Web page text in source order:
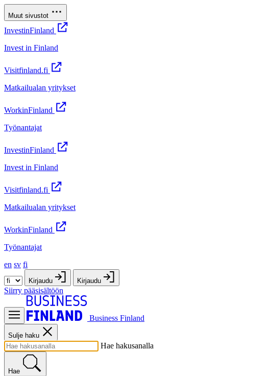
Muut sivustot
InvestinFinland
Invest in Finland
Visitfinland.fi
Matkailualan yritykset
WorkinFinland
Työnantajat
InvestinFinland
Invest in Finland
Visitfinland.fi
Matkailualan yritykset
WorkinFinland
Työnantajat
en sv fi
Kirjaudu Kirjaudu
Siirry pääsisältöön
Business Finland
Sulje haku
Hae hakusanalla
Hae